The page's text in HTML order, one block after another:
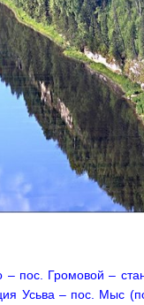
– пос. Громовой –
Усьва – пос. Мыс